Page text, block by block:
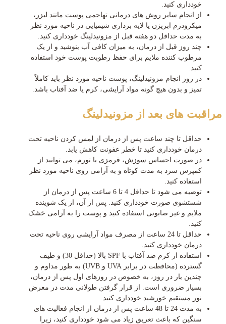
خودداری کنید.
از انجام سایر روش های درمانی تهاجمی پوست مانند لیزر،
میکرودرم ابریژن یا لایه برداری شیمیایی در ناحیه مورد نظر
به مدت حداقل دو هفته قبل از مزونیدلینگ خودداری کنید.
چند روز قبل از درمان، به میزان کافی آب بنوشید و از یک
مرطوب کننده ملایم برای حفظ رطوبت پوست خود استفاده
کنید.
در روز انجام مزونیدلینگ، پوست ناحیه مورد نظر باید کاملاً
تمیز و بدون هیچ گونه مواد آرایشی، کرم یا ضد آفتاب باشد.
مراقبت های بعد از مزونیدلینگ
حداقل تا چند ساعت پس از درمان از لمس کردن ناحیه تحت
درمان خودداری کنید تا خطر عفونت کاهش یابد.
در صورت احساس سوزش، قرمزی یا تورم، می توانید از
کمپرس سرد به مدت کوتاه و به آرامی روی ناحیه مورد نظر
استفاده کنید.
توصیه می شود تا حداقل 4 تا 6 ساعت پس از درمان از
شستشوی صورت خودداری کنید. پس از آن، از یک شوینده
ملایم و غیر صابونی استفاده کنید و پوست را به آرامی خشک
کنید.
حداقل تا 24 ساعت از مصرف مواد آرایشی روی ناحیه تحت
درمان خودداری کنید.
استفاده از کرم ضد آفتاب با SPF بالا (حداقل 30) و طیف
گسترده (محافظت در برابر UVA و UVB) به طور مداوم و
چندین بار در روز، به خصوص در روزهای اول پس از درمان،
بسیار ضروری است. از قرار گرفتن طولانی مدت در معرض
نور مستقیم خورشید خودداری کنید.
به مدت 24 تا 48 ساعت پس از درمان از انجام فعالیت های
سنگین که باعث تعریق زیاد می شود خودداری کنید، زیرا